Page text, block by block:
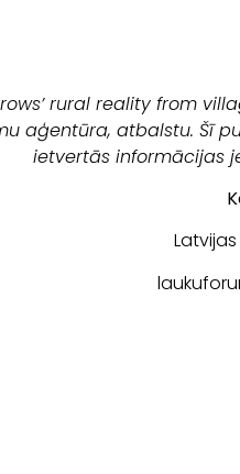
rural reality from
aģentūra, atbalstu. Šī
ietvertās informācijas